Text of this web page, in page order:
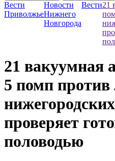
Вести
Приволжье
Новости
Нижнего
Новгорода
Вести21
21 вакуумная
5 помп
проверяет
половодью